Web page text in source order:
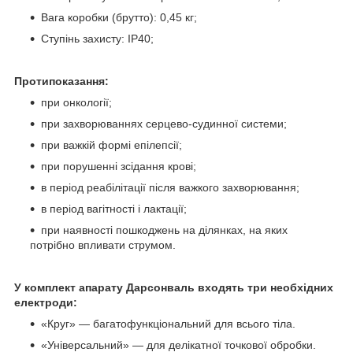
Вага коробки (брутто): 0,45 кг;
Ступінь захисту: IP40;
Протипоказання:
при онкології;
при захворюваннях серцево-судинної системи;
при важкій формі епілепсії;
при порушенні зсідання крові;
в період реабілітації після важкого захворювання;
в період вагітності і лактації;
при наявності пошкоджень на ділянках, на яких
потрібно впливати струмом.
У комплект апарату Дарсонваль входять три необхідних
електроди:
«Круг» — багатофункціональний для всього тіла.
«Універсальний» — для делікатної точкової обробки.